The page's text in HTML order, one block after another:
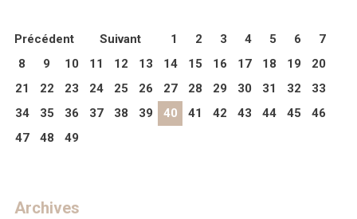
Précédent Suivant 1 2 3 4 5 6
7
8
9 10 11 12 13 14 15 16 17 18 19
20
21
22 23 24 25 26 27 28 29 30 31 32
33
34
35 36 37 38 39 40 41 42 43 44 45
46
47
48 49
Archives